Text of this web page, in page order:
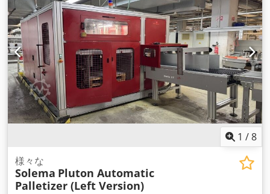
1 /8
様々な
Solema Pluton Automatic
Palletizer (Left Version)